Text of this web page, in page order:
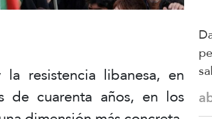
resistencia libanesa, en
de cuarenta años, en los